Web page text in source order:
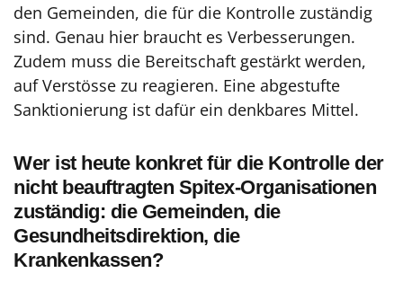
den Gemeinden, die für die Kontrolle zuständig
sind. Genau hier braucht es Verbesserungen.
Zudem muss die Bereitschaft gestärkt werden,
auf Verstösse zu reagieren. Eine abgestufte
Sanktionierung ist dafür ein denkbares Mittel.
Wer ist heute konkret für die Kontrolle der
nicht beauftragten Spitex-Organisationen
zuständig: die Gemeinden, die
Gesundheitsdirektion, die
Krankenkassen?